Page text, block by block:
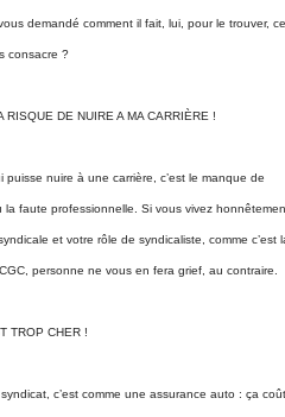
demandé comment il fait, lui, pour le trouver, ce
consacre ?
RISQUE DE NUIRE A MA CARRIÈRE !
puisse nuire à une carrière, c’est le manque de
la faute professionnelle. Si vous vivez
et votre rôle de syndicaliste, comme c’est
personne ne vous en fera grief, au contraire.
TROP CHER !
c’est comme une assurance auto : ça